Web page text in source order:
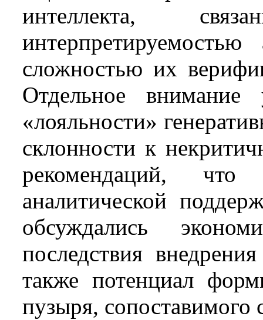
интеллекта,
сложностью их
Отдельное внимание
«лояльности»
склонности к
рекомендаций,
аналитической
обсуждались
последствия
также потенциал
пузыря, сопоставимого